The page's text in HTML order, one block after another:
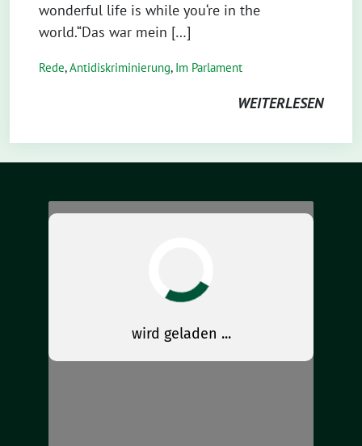
wonderful life is while you‘re in the
world.“Das war mein […]
Rede,Antidiskriminierung, Im Parlament
WEITERLESEN